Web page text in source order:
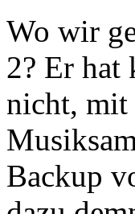
Wo wir
2? Er hat
nicht, mit
Backup